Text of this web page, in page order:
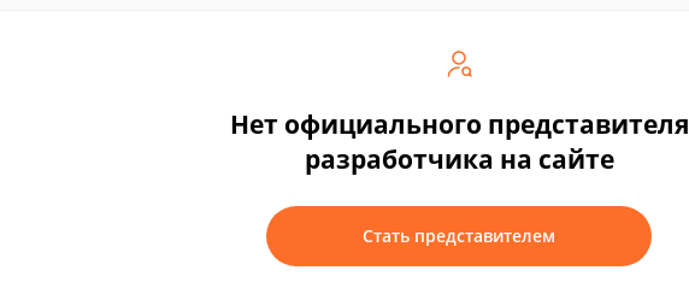
Нет официального представителя
разработчика на сайте
Стать представителем